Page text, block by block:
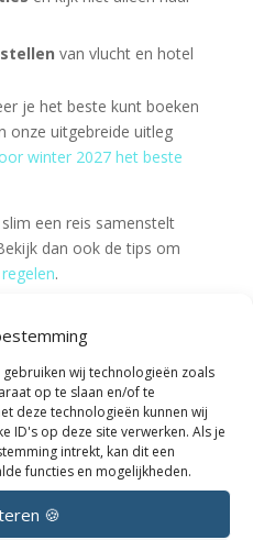
wij technologieën zoals
op te slaan en/of te
deze technologieën kunnen wij
ID's op deze site verwerken. Als je
intrekt, kan dit een
functies en mogelijkheden.
🍪
van vlucht en hotel
je het beste kunt boeken
onze uitgebreide uitleg
winter 2027 het beste
een reis samenstelt
dan ook de tips om
.
dan in
iets duurder dan in
beperkt tot enkele
in het
alleen het jaar, maar